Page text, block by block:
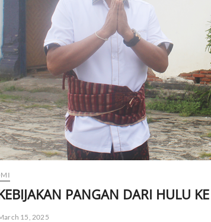
PANGAN DARI HULU
15, 2025